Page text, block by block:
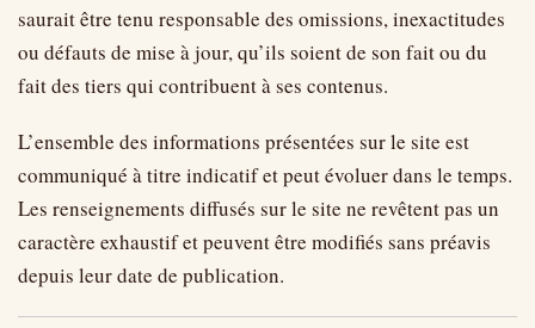
saurait être tenu responsable des omissions, inexactitudes
ou défauts de mise à jour, qu’ils soient de son fait ou du
fait des tiers qui contribuent à ses contenus.
L’ensemble des informations présentées sur le site est
communiqué à titre indicatif et peut évoluer dans le temps.
Les renseignements diffusés sur le site ne revêtent pas un
caractère exhaustif et peuvent être modifiés sans préavis
depuis leur date de publication.